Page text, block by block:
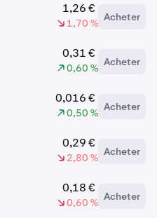
1,26 €
1,70 %
Acheter
0,31 €
0,60 %
Acheter
0,016 €
0,50 %
Acheter
0,29 €
2,80 %
Acheter
0,18 €
0,60 %
Acheter